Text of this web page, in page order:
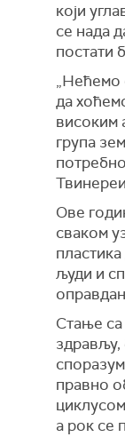
који
се нада
постати
„Нећемо
да
високим
група
Ове
сваком
пластика
људи и
Стање са
здрављу,
правно
а рок се